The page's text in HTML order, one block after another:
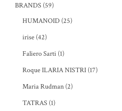
BRANDS (59)
HUMANOID (25)
irise (42)
Faliero Sarti (1)
Roque ILARIA NISTRI (17)
Maria Rudman (2)
TATRAS (1)